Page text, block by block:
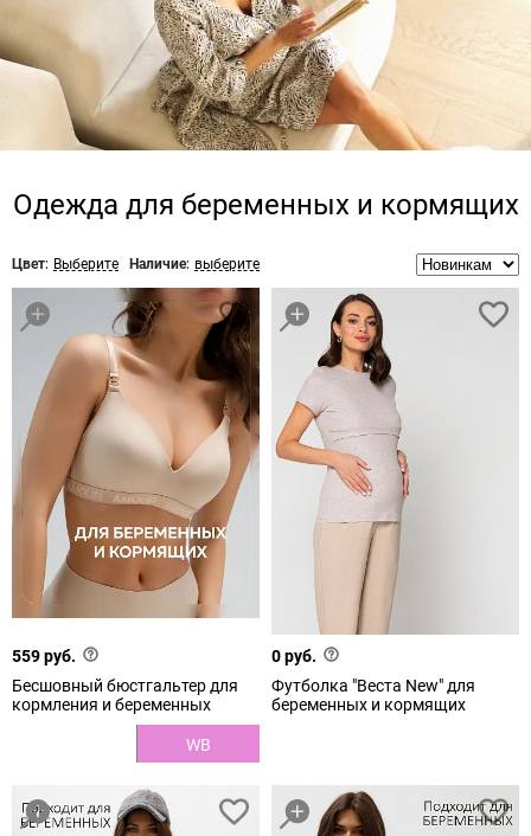
Одежда для беременных и кормящих
Цвет: Выберите Наличие: выберите
559 руб.
Бесшовный бюстгальтер для
кормления и беременных
WB
0 руб.
Футболка "Веста New" для
беременных и кормящих